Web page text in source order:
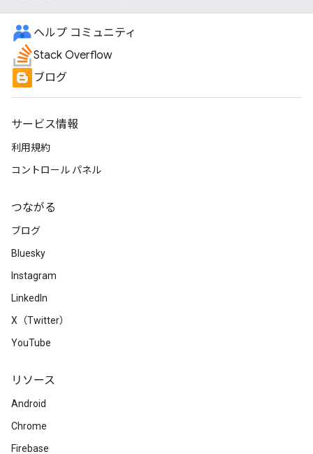
ヘルプ コミュニティ
Stack Overflow
ブログ
サービス情報
利用規約
コントロール パネル
つながる
ブログ
Bluesky
Instagram
LinkedIn
X（Twitter）
YouTube
リソース
Android
Chrome
Firebase